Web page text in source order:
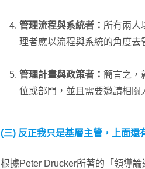
管理流程與系統者： 所有兩人
理者應以流程與系統的角度去
管理計畫與政策者： 簡言之，
位或部門，並且需要邀請相關
(三) 反正我只是基層主管，上面還
根據Peter Drucker所著的「領導